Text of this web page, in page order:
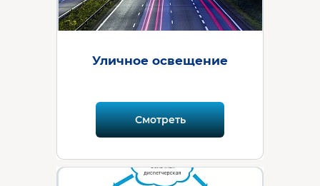
Уличное освещение
Смотреть